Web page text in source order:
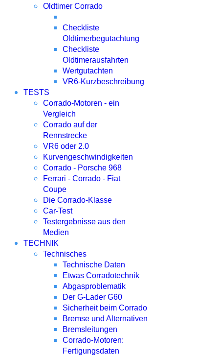
Oldtimer Corrado
Checkliste
Oldtimerbegutachtung
Checkliste
Oldtimerausfahrten
Wertgutachten
VR6-Kurzbeschreibung
TESTS
Corrado-Motoren - ein
Vergleich
Corrado auf der
Rennstrecke
VR6 oder 2.0
Kurvengeschwindigkeiten
Corrado - Porsche 968
Ferrari - Corrado - Fiat
Coupe
Die Corrado-Klasse
Car-Test
Testergebnisse aus den
Medien
TECHNIK
Technisches
Technische Daten
Etwas Corradotechnik
Abgasproblematik
Der G-Lader G60
Sicherheit beim Corrado
Bremse und Alternativen
Bremsleitungen
Corrado-Motoren:
Fertigungsdaten